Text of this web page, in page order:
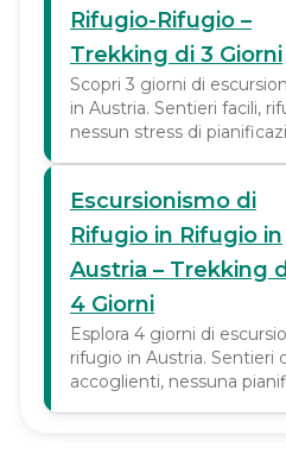
Rifugio-Rifugio –
Trekking di 3 Giorni
Scopri 3 giorni di
in Austria. Sentieri facili,
nessun stress di
Escursionismo di
Rifugio in Rifugio in
Austria – Trekking
4 Giorni
Esplora 4 giorni di
rifugio in Austria. Sentieri
accoglienti, nessuna